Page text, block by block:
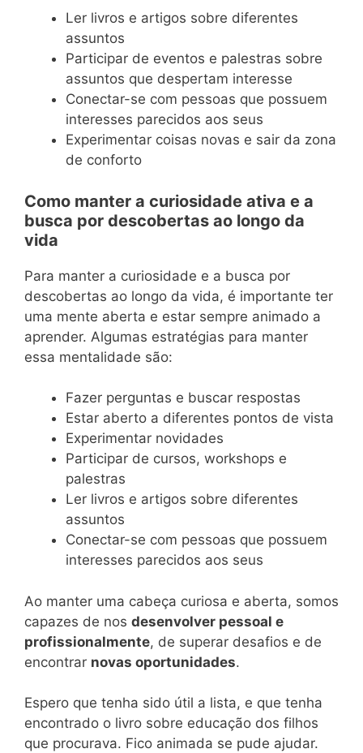
Ler livros e artigos sobre diferentes
assuntos
Participar de eventos e palestras sobre
assuntos que despertam interesse
Conectar-se com pessoas que possuem
interesses parecidos aos seus
Experimentar coisas novas e sair da zona
de conforto
Como manter a curiosidade ativa e a
busca por descobertas ao longo da
vida
Para manter a curiosidade e a busca por
descobertas ao longo da vida, é importante ter
uma mente aberta e estar sempre animado a
aprender. Algumas estratégias para manter
essa mentalidade são:
Fazer perguntas e buscar respostas
Estar aberto a diferentes pontos de vista
Experimentar novidades
Participar de cursos, workshops e
palestras
Ler livros e artigos sobre diferentes
assuntos
Conectar-se com pessoas que possuem
interesses parecidos aos seus
Ao manter uma cabeça curiosa e aberta, somos
capazes de nos desenvolver pessoal e
profissionalmente, de superar desafios e de
encontrar novas oportunidades.
Espero que tenha sido útil a lista, e que tenha
encontrado o livro sobre educação dos filhos
que procurava. Fico animada se pude ajudar.